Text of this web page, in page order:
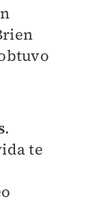
.
te